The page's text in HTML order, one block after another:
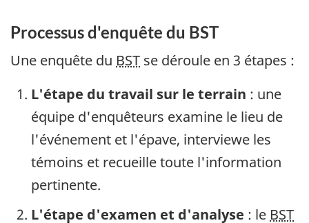
Processus d'enquête du BST
Une enquête du BST se déroule en 3 étapes :
L'étape du travail sur le terrain : une
équipe d'enquêteurs examine le lieu de
l'événement et l'épave, interviewe les
témoins et recueille toute l'information
pertinente.
L'étape d'examen et d'analyse : le BST